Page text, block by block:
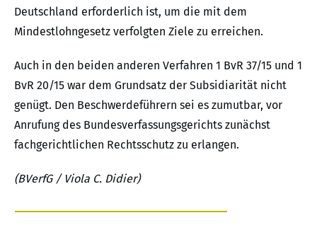
Deutschland erforderlich ist, um die mit dem
Mindestlohngesetz verfolgten Ziele zu erreichen.
Auch in den beiden anderen Verfahren 1 BvR 37/15 und 1
BvR 20/15 war dem Grundsatz der Subsidiarität nicht
genügt. Den Beschwerdeführern sei es zumutbar, vor
Anrufung des Bundesverfassungsgerichts zunächst
fachgerichtlichen Rechtsschutz zu erlangen.
(BVerfG / Viola C. Didier)